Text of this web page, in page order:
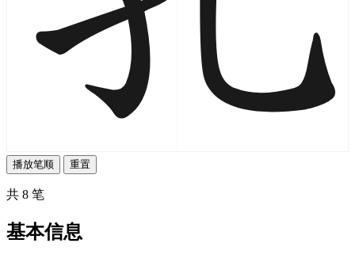
播放笔顺 重置
共 8 笔
基本信息